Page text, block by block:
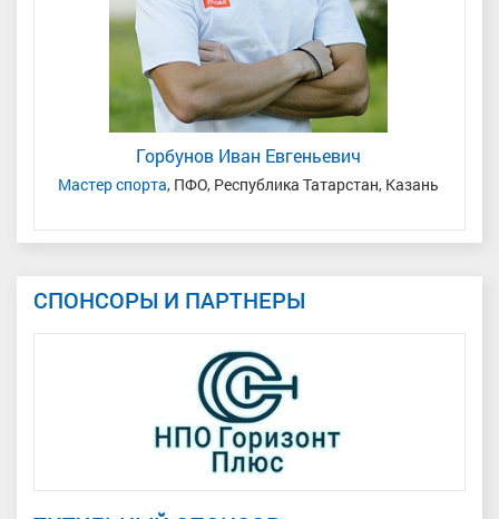
Горбунов Иван Евгеньевич
Мастер спорта, ПФО, Республика Татарстан, Казань
СПОНСОРЫ И ПАРТНЕРЫ